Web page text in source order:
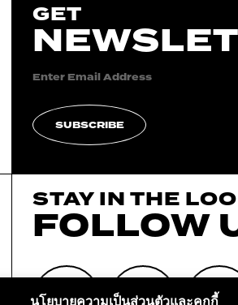
GET
SUBSCRIBE
STAY IN THE
FOLLOW